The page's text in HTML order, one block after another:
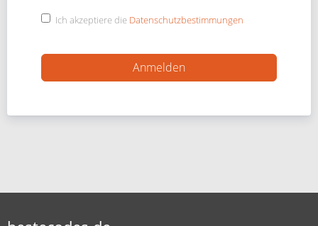
Ich akzeptiere die Datenschutzbestimmungen